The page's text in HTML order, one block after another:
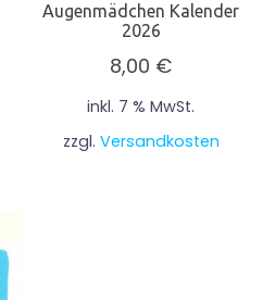
Augenmädchen Kalender
2026
8,00 €
inkl. 7 % MwSt.
zzgl. Versandkosten